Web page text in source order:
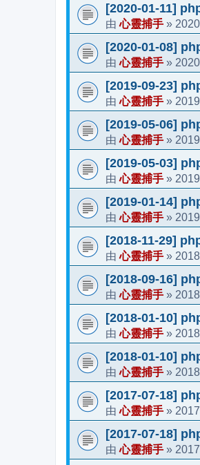
[2020-01-11]
由心靈捕手 »
[2020-01-08]
由心靈捕手 »
[2019-09-23]
由心靈捕手 »
[2019-05-06]
由心靈捕手 »
[2019-05-03]
由心靈捕手 »
[2019-01-14]
由心靈捕手 »
[2018-11-29]
由心靈捕手 »
[2018-09-16]
由心靈捕手 »
[2018-01-10]
由心靈捕手 »
[2018-01-10]
由心靈捕手 »
[2017-07-18]
由心靈捕手 »
[2017-07-18]
由心靈捕手 »